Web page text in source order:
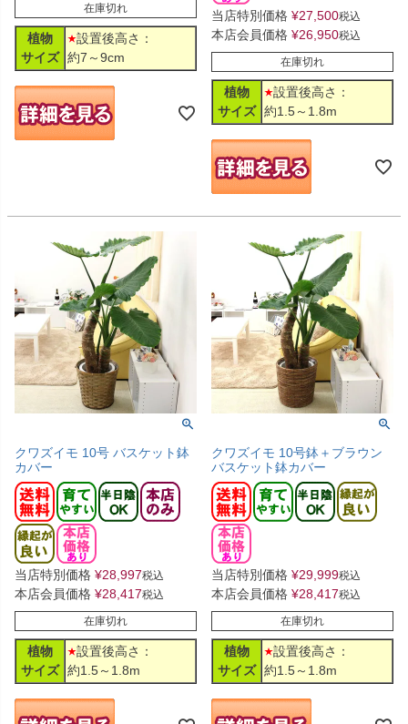
在庫切れ
植物
サイズ
設置後高さ：
約7～9cm
当店特別価格 ¥27,500税込
本店会員価格 ¥26,950税込
在庫切れ
植物
サイズ
設置後高さ：
約1.5～1.8m
クワズイモ 10号 バスケット鉢
カバー
当店特別価格 ¥28,997税込
本店会員価格 ¥28,417税込
在庫切れ
植物
サイズ
設置後高さ：
約1.5～1.8m
クワズイモ 10号鉢＋ブラウン
バスケット鉢カバー
当店特別価格 ¥29,999税込
本店会員価格 ¥28,417税込
在庫切れ
植物
サイズ
設置後高さ：
約1.5～1.8m